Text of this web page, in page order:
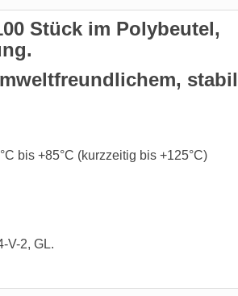
Stück im Polybeutel,
bis +85°C (kurzzeitig bis +125°C)
V-2, GL.